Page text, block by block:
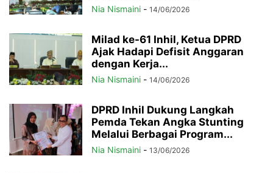
Nia Nismaini - 14/06/2026
Milad ke-61 Inhil, Ketua DPRD
Ajak Hadapi Defisit Anggaran
dengan Kerja...
Nia Nismaini - 14/06/2026
DPRD Inhil Dukung Langkah
Pemda Tekan Angka Stunting
Melalui Berbagai Program...
Nia Nismaini - 13/06/2026